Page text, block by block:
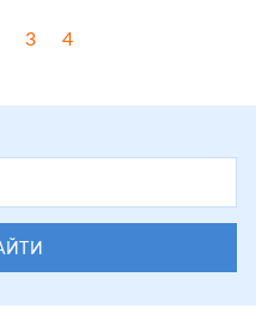
3 4